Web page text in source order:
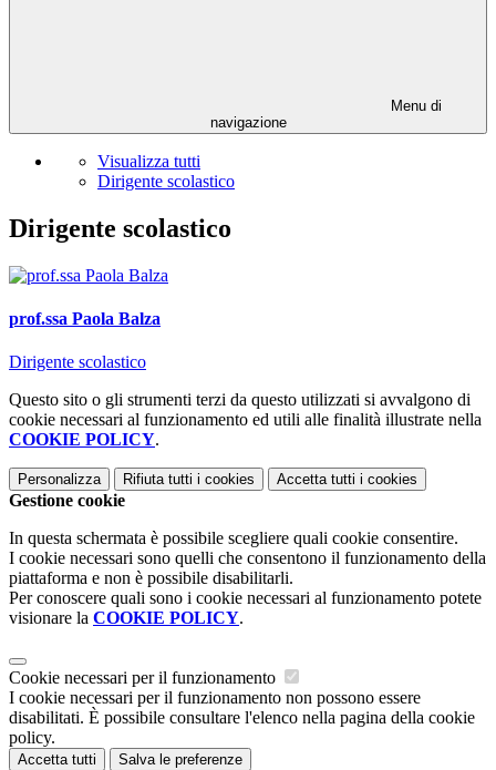
Menu di
navigazione
Visualizza tutti
Dirigente scolastico
Dirigente scolastico
prof.ssa Paola Balza
Dirigente scolastico
Questo sito o gli strumenti terzi da questo utilizzati si avvalgono di
cookie necessari al funzionamento ed utili alle finalità illustrate nella
COOKIE POLICY.
Personalizza Rifiuta tutti i cookies Accetta tutti i cookies
Gestione cookie
In questa schermata è possibile scegliere quali cookie consentire.
I cookie necessari sono quelli che consentono il funzionamento della
piattaforma e non è possibile disabilitarli.
Per conoscere quali sono i cookie necessari al funzionamento potete
visionare la COOKIE POLICY.
Cookie necessari per il funzionamento
I cookie necessari per il funzionamento non possono essere
disabilitati. È possibile consultare l'elenco nella pagina della cookie
policy.
Accetta tutti Salva le preferenze